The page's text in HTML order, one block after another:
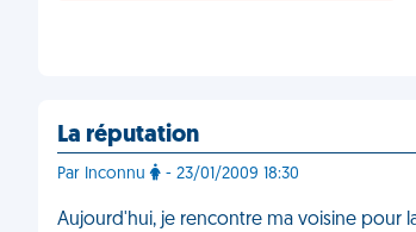
La réputation
Par Inconnu - 23/01/2009 18:30
Aujourd'hui, je rencontre ma voisine pour